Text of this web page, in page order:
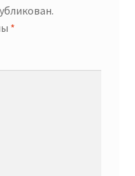
*